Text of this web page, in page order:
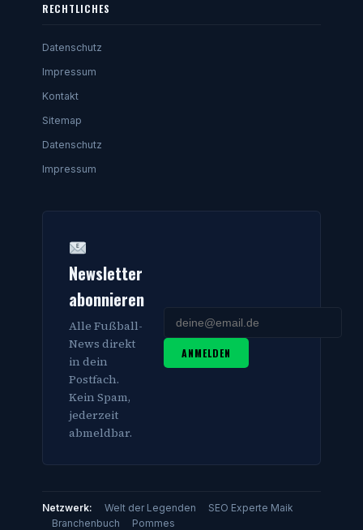
RECHTLICHES
Datenschutz
Impressum
Kontakt
Sitemap
Datenschutz
Impressum
Newsletter
abonnieren
Alle Fußball-
News direkt
in dein
Postfach.
Kein Spam,
jederzeit
abmeldbar.
ANMELDEN
Netzwerk: Welt der Legenden
SEO Experte Maik
Branchenbuch
Pommes